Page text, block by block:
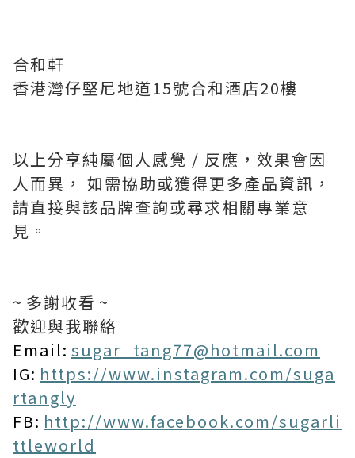
合和軒
香港灣仔堅尼地道15號合和酒店20樓
以上分享純屬個人感覺 / 反應，效果會因
人而異， 如需協助或獲得更多產品資訊，
請直接與該品牌查詢或尋求相關專業意
見。
~ 多謝收看 ~
歡迎與我聯絡
Email: sugar_tang77@hotmail.com
IG: https://www.instagram.com/suga
rtangly
FB: http://www.facebook.com/sugarli
ttleworld